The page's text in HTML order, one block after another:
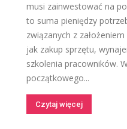
musi zainwestować na
to suma pieniędzy
związanych z
jak zakup sprzętu,
szkolenia pracowników.
początkowego...
Czytaj więcej